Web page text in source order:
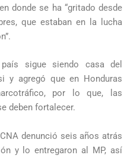
donde se ha “gritado desde
que estaban en la lucha
sigue siendo casa del
y agregó que en Honduras
por lo que, las
deben fortalecer.
denunció seis años atrás
y lo entregaron al MP, así